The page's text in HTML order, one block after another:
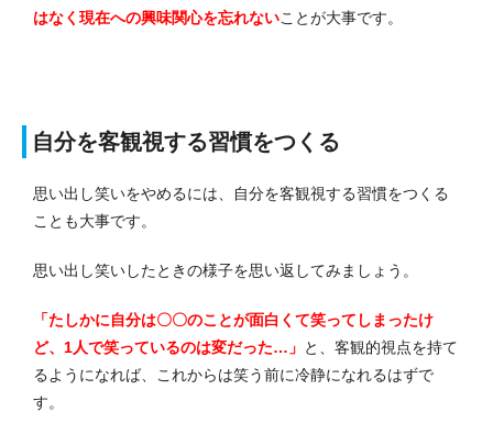
はなく現在への興味関心を忘れないことが大事です。
自分を客観視する習慣をつくる
思い出し笑いをやめるには、自分を客観視する習慣をつくる
ことも大事です。
思い出し笑いしたときの様子を思い返してみましょう。
「たしかに自分は〇〇のことが面白くて笑ってしまったけ
ど、1人で笑っているのは変だった…」 と、客観的視点を持て
るようになれば、これからは笑う前に冷静になれるはずで
す。